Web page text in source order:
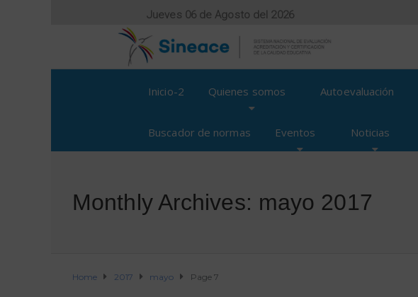
Jueves 06 de Agosto del 2026
Inicio-2 Quienes somos Autoevaluación
Buscador de normas Eventos Noticias
Monthly Archives: mayo 2017
Home 2017 mayo Page 7